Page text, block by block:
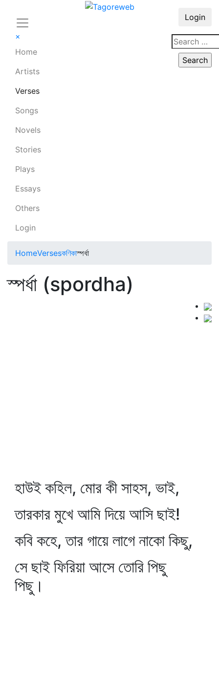
×
Home
Artists
Verses
Songs
Novels
Stories
Plays
Essays
Others
Login
Login
HomeVersesকণিকাস্পর্ধা
স্পর্ধা (spordha)
হাউই কহিল, মোর কী সাহস, ভাই,
তারকার মুখে আমি দিয়ে আসি ছাই!
কবি কহে, তার গায়ে লাগে নাকো কিছু,
সে ছাই ফিরিয়া আসে তোরি পিছু
পিছু।